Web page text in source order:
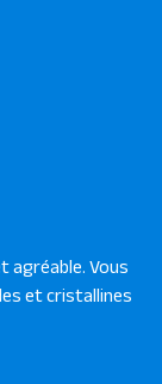
agréable. Vous
et cristallines